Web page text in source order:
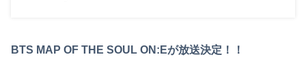
BTS MAP OF THE SOUL ON:Eが放送決定！！